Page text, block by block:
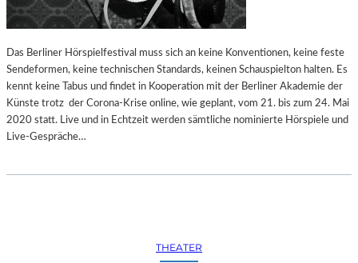
Das Berliner Hörspielfestival muss sich an keine Konventionen, keine feste
Sendeformen, keine technischen Standards, keinen Schauspielton halten. Es
kennt keine Tabus und findet in Kooperation mit der Berliner Akademie der
Künste trotz der Corona-Krise online, wie geplant, vom 21. bis zum 24. Mai
2020 statt. Live und in Echtzeit werden sämtliche nominierte Hörspiele und
Live-Gespräche…
THEATER